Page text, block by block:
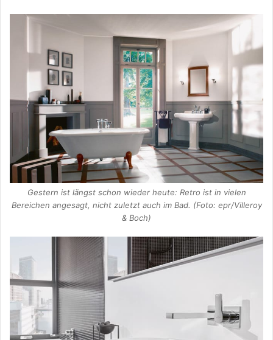
Gestern ist längst schon wieder heute: Retro ist in vielen
Bereichen angesagt, nicht zuletzt auch im Bad. (Foto: epr/Villeroy
& Boch)